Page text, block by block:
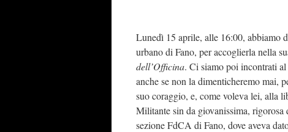
Lunedì 15 aprile, alle 16:00, abbiamo
urbano di Fano, per accoglierla nella
dell’Officina. Ci siamo poi incontrati
anche se non la dimenticheremo mai,
suo coraggio, e, come voleva lei, alla
Militante sin da giovanissima,
sezione FdCA di Fano, dove aveva